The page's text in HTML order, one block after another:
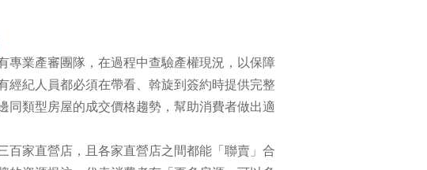
專業產審團隊，在過程中查驗產權現況，以保障
經紀人員都必須在帶看、斡旋到簽約時提供完整
同類型房屋的成交價格趨勢，幫助消費者做出適
百家直營店，且各家直營店之間都能「聯賣」合